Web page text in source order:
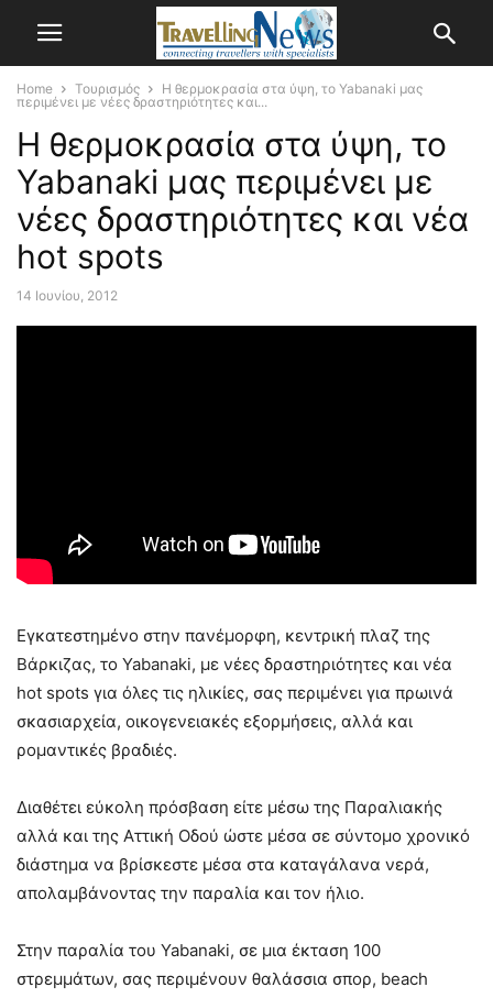
Home Τουρισμός
Η θερμοκρασία στα ύψη, το Yabanaki μας
περιμένει με νέες δραστηριότητες και...
Η θερμοκρασία στα ύψη, το
Yabanaki μας περιμένει με
νέες δραστηριότητες και νέα
hot spots
14 Ιουνίου, 2012
Εγκατεστημένο στην πανέμορφη, κεντρική πλαζ της
Βάρκιζας, το Yabanaki, με νέες δραστηριότητες και νέα
hot spots για όλες τις ηλικίες, σας περιμένει για πρωινά
σκασιαρχεία, οικογενειακές εξορμήσεις, αλλά και
ρομαντικές βραδιές.
Διαθέτει εύκολη πρόσβαση είτε μέσω της Παραλιακής
αλλά και της Αττική Οδού ώστε μέσα σε σύντομο χρονικό
διάστημα να βρίσκεστε μέσα στα καταγάλανα νερά,
απολαμβάνοντας την παραλία και τον ήλιο.
Στην παραλία του Yabanaki, σε μια έκταση 100
στρεμμάτων, σας περιμένουν θαλάσσια σπορ, beach